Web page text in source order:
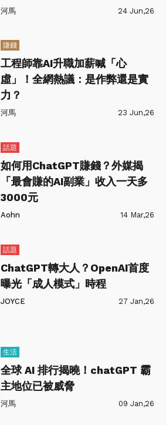
河馬 24 Jun,26
賺錢
工程師靠AI升職加薪喊「心
虛」！全網熱議：是作弊還是實
力？
河馬 23 Jun,26
話題
如何用ChatGPT賺錢？外媒揭
「最會賺的AI副業」收入一天多
3000元
Aohn 14 Mar,26
話題
ChatGPT轉大人？OpenAI首度
曝光「成人模式」時程
JOYCE 27 Jan,26
生活
全球 AI 排行揭曉！chatGPT 霸
主地位已被威脅
河馬 09 Jan,26